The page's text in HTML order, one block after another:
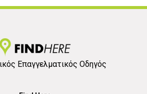
Επαγγελματικός Οδηγός